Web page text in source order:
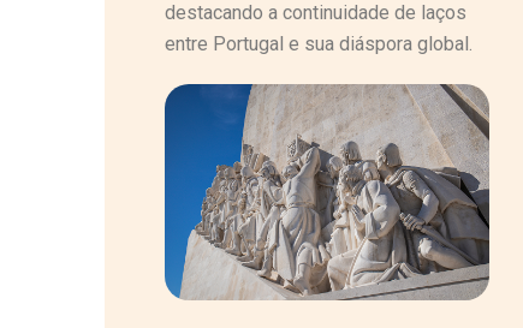
destacando a continuidade de laços
entre Portugal e sua diáspora global.